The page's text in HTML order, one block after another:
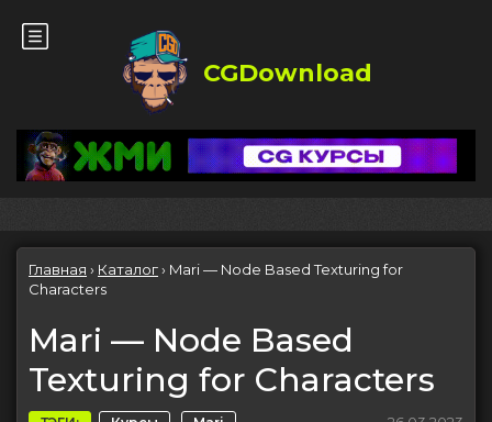
CGDownload
Главная › Каталог› Mari — Node Based Texturing for
Characters
Mari — Node Based
Texturing for Characters